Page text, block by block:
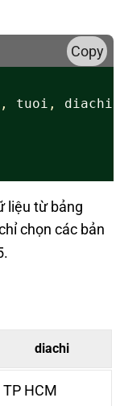
Copy
, tuoi , diachi
liệu từ bảng
chọn các bản
diachi
TP HCM